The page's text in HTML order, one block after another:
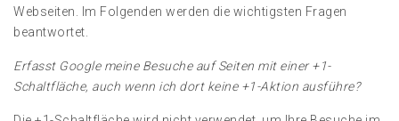
Webseiten. Im Folgenden werden die wichtigsten Fragen
beantwortet.
Erfasst Google meine Besuche auf Seiten mit einer +1-
Schaltfläche, auch wenn ich dort keine +1-Aktion ausführe?